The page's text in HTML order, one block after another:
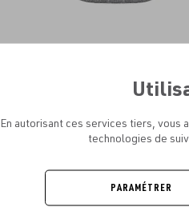
BAGS2GO - HIP BAG - DETROIT
En autorisant ces services tiers,
technologies de
PARAMÉTRER